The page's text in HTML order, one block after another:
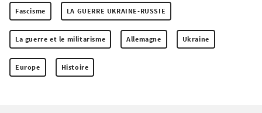
Fascisme LA GUERRE UKRAINE-RUSSIE
La guerre et le militarisme Allemagne Ukraine
Europe Histoire